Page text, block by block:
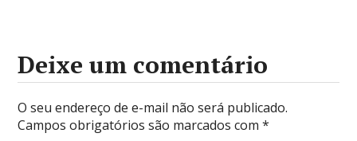
Deixe um comentário
O seu endereço de e-mail não será publicado.
Campos obrigatórios são marcados com*